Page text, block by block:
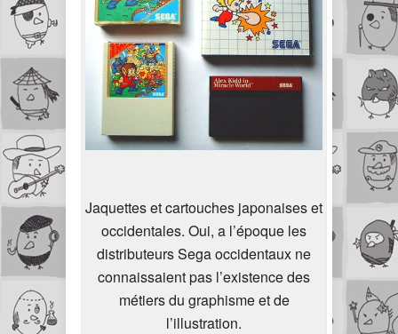
Jaquettes et cartouches japonaises et
occidentales. Oui, a l’époque les
distributeurs Sega occidentaux ne
connaissaient pas l’existence des
métiers du graphisme et de
l’illustration.